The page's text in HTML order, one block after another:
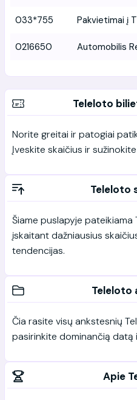
033*755 Pakvietimai į
0216650 Automobilis
Teleloto
Norite greitai ir patogiai
Įveskite skaičius ir
Teleloto
Šiame puslapyje pateikiama
įskaitant dažniausius
tendencijas.
Teleloto
Čia rasite visų ankstesnių
pasirinkite dominančią datą
Apie